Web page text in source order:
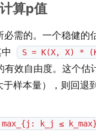
算p值
必需的。一个稳健的
S = K(X, X) *
有效自由度。这个
于样本量），则回退
max_{j: k_j ≤